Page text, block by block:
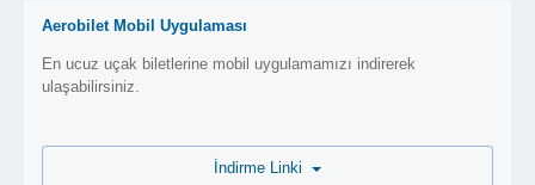
Aerobilet Mobil Uygulaması
En ucuz uçak biletlerine mobil uygulamamızı indirerek
ulaşabilirsiniz.